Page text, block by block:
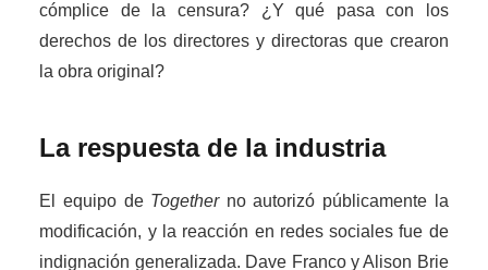
cómplice de la censura? ¿Y qué pasa con los
derechos de los directores y directoras que crearon
la obra original?
La respuesta de la industria
El equipo de Togetherno autorizó públicamente la
modificación, y la reacción en redes sociales fue de
indignación generalizada. Dave Franco y Alison Brie